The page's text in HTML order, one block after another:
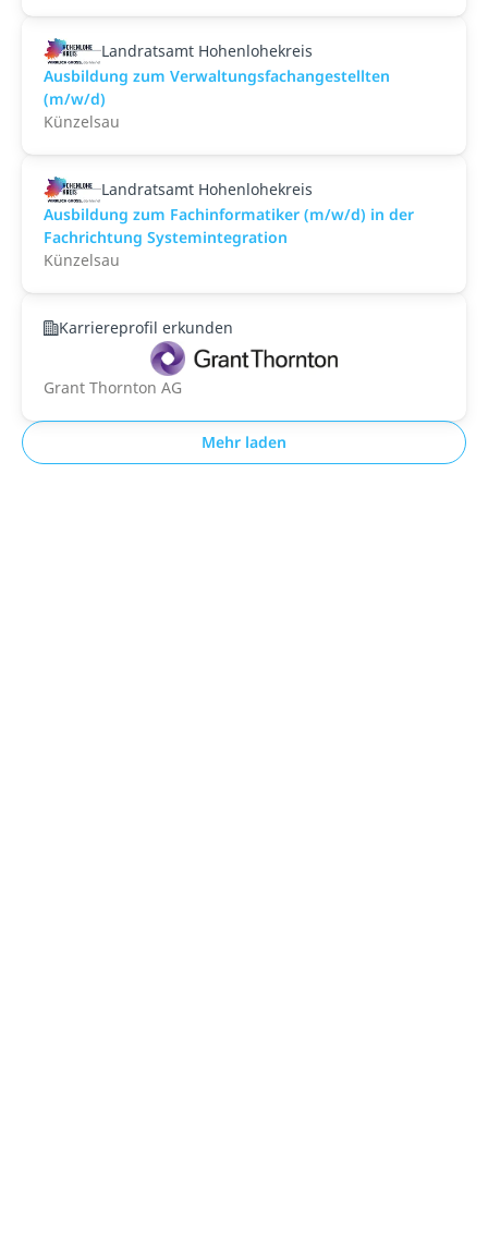
Landratsamt Hohenlohekreis
Ausbildung zum Verwaltungsfachangestellten
(m/w/d)
Künzelsau
Landratsamt Hohenlohekreis
Ausbildung zum Fachinformatiker (m/w/d) in der
Fachrichtung Systemintegration
Künzelsau
Karriereprofil erkunden
Grant Thornton AG
Mehr laden